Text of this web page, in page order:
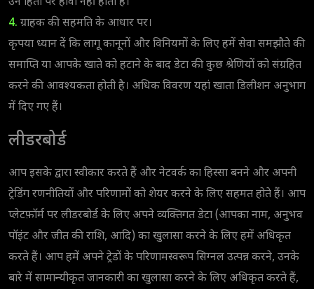
4. ग्राहक की सहमति के आधार पर।
कृपया ध्यान दें कि लागू कानूनों और विनियमों के लिए हमें सेवा समझौते की
समाप्ति या आपके खाते को हटाने के बाद डेटा की कुछ श्रेणियों को संग्रहित
करने की आवश्यकता होती है। अधिक विवरण यहां खाता डिलीशन अनुभाग
में दिए गए हैं।
लीडरबोर्ड
आप इसके द्वारा स्वीकार करते हैं और नेटवर्क का हिस्सा बनने और अपनी
ट्रेडिंग रणनीतियों और परिणामों को शेयर करने के लिए सहमत होते हैं। आप
प्लेटफ़ॉर्म पर लीडरबोर्ड के लिए अपने व्यक्तिगत डेटा (आपका नाम, अनुभव
पॉइंट और जीत की राशि, आदि) का खुलासा करने के लिए हमें अधिकृत
करते हैं। आप हमें अपने ट्रेडों के परिणामस्वरूप सिग्नल उत्पन्न करने, उनके
बारे में सामान्यीकृत जानकारी का खुलासा करने के लिए अधिकृत करते हैं,